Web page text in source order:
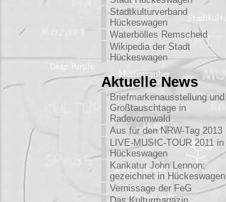
Stadtkulturverband
Hückeswagen
Waterbölles Remscheid
Wikipedia der Stadt
Hückeswagen
Aktuelle News
Briefmarkenausstellung und
Großtauschtage in
Radevormwald
Aus für den NRW-Tag 2013
LIVE-MUSIC-TOUR 2011 in
Hückeswagen
Karikatur John Lennon:
gezeichnet in Hückeswagen
Vernissage der FeG